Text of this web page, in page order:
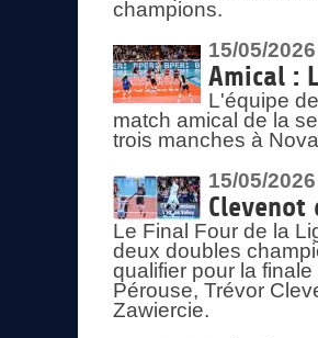
champions.
15/05/2026
Amical :
L'équipe
match amical de la
trois manches à
15/05/2026
Le Final Four de la
deux doubles
qualifier pour la
Pérouse, Trévor
Zawiercie.